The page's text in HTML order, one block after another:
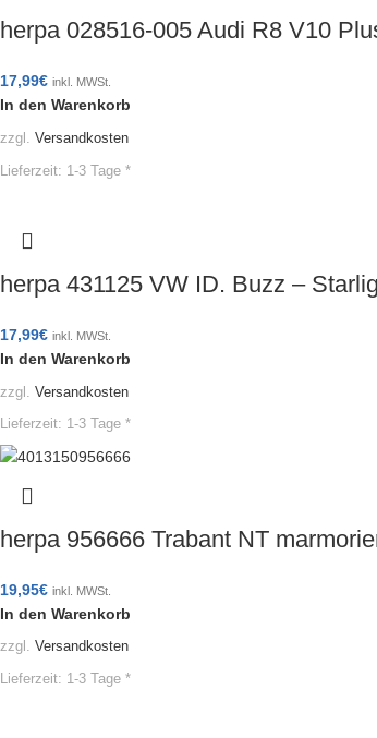
herpa 028516-005 Audi R8 V10
17,99€ inkl. MWSt.
In den Warenkorb
zzgl. Versandkosten
Lieferzeit: 1-3 Tage *
herpa 431125 VW ID. Buzz –
17,99€ inkl. MWSt.
In den Warenkorb
zzgl. Versandkosten
Lieferzeit: 1-3 Tage *
herpa 956666 Trabant NT
19,95€ inkl. MWSt.
In den Warenkorb
zzgl. Versandkosten
Lieferzeit: 1-3 Tage *